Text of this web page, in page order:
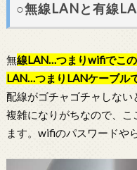
○無線LANと有線
無線LAN…つまりwifiでこ
LAN…つまりLANケーブル
配線がゴチャゴチャしな
複雑になりがちなので、
ます。wifiのパスワードや